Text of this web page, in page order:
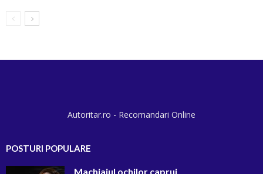
Autoritar.ro - Recomandari Online
POSTURI POPULARE
Machiajul ochilor caprui